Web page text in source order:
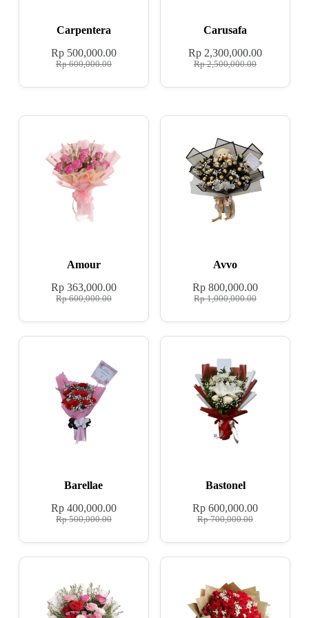
Carpentera
Rp600,000.00
Rp500,000.00
Carusafa
Rp2,500,000.00
Rp 2,300,000.00
Amour
Rp600,000.00
Rp363,000.00
Avvo
Rp1,000,000.00
Rp 800,000.00
Barellae
Rp500,000.00
Rp400,000.00
Bastonel
Rp700,000.00
Rp 600,000.00